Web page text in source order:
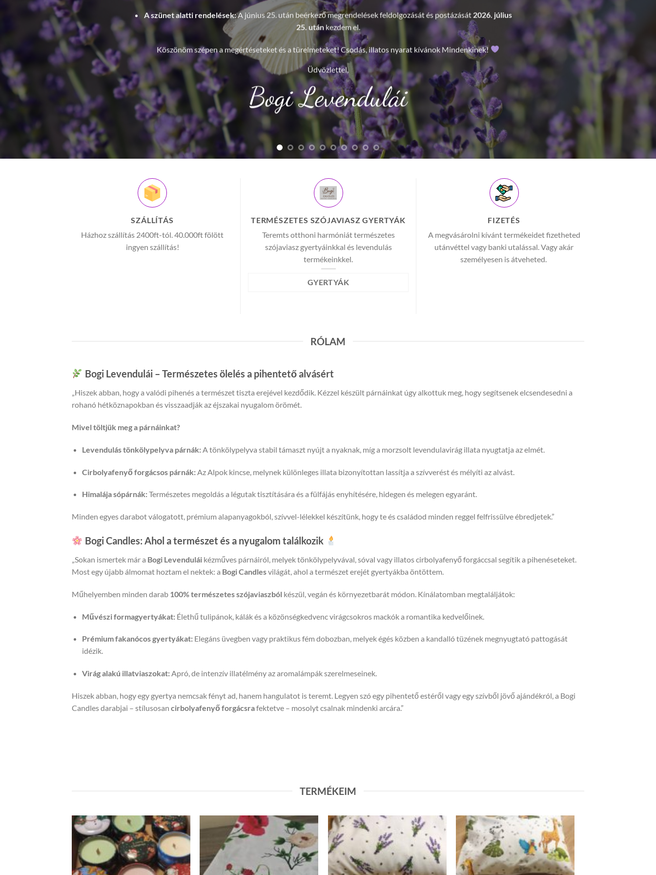
virág alakú illatviaszaim tökéletesen kiegészítik a megszokott természetes kínálatot.
Ugyanaz a gondosság, ugyanaz a kézműves szeretet – csak most gyertyába öntve. Fedezd
virágos és mackós formáinkat, melyek akár egyedi ajándékboxban, illatos
is elérhetőek!”
GYERTYÁK
Házhoz szállítás 2400ft-tól. 40.000ft fölött
ingyen szállítás!
Teremts otthoni harmóniát természetes
szójaviasz gyertyáinkkal és levendulás
termékeinkkel.
GYERTYÁK
A megvásárolni kívánt termékeidet fizetheted
utánvéttel vagy banki utalással. Vagy akár
személyesen is átveheted.
„Hiszek abban, hogy a valódi pihenés a természet tiszta erejével kezdődik. Kézzel készült párnáinkat úgy alkottuk meg, hogy segítsenek elcsendesedni a
Mivel töltjük meg a párnáinkat?
Levendulás tönkölypelyva párnák: A tönkölypelyva stabil támaszt nyújt a nyaknak, míg a morzsolt levendulavirág illata nyugtatja az elmét.
Cirbolyafenyő forgácsos párnák:
Himalája sópárnák: Természetes megoldás a légutak tisztítására és a fülfájás enyhítésére, hidegen és melegen egyaránt.
Minden egyes darabot válogatott, prémium alapanyagokból, szívvel-lélekkel készítünk, hogy te és családod minden reggel felfrissülve ébredjetek.”
Bogi Candles: Ahol a természet és a nyugalom találkozik
Most egy újabb álmomat hoztam el nektek: aBogi Candlesvilágát, ahol a természet erejét gyertyákba öntöttem.
Műhelyemben minden darab100% természetes szójaviaszból készül, vegán és környezetbarát módon. Kínálatomban megtaláljátok:
Művészi formagyertyákat: Élethű tulipánok, kálák és a közönségkedvenc virágcsokros mackók a romantika kedvelőinek.
Prémium fakanócos gyertyákat:Elegáns üvegben vagy praktikus fém dobozban, melyek égés közben a kandalló tüzének megnyugtató pattogását
Hiszek abban, hogy egy gyertya nemcsak fényt ad, hanem hangulatot is teremt. Legyen szó egy pihentető estéről vagy egy szívből jövő ajándékról, a Bogi
karácsonyi mintás
fémdobozban
2,500Ft
30*40cm Szamóca
4,800
párnák 30*40 levendula
csokros
5,500Ft
30*25 cm Dzsungel
állatai
3,800Ft